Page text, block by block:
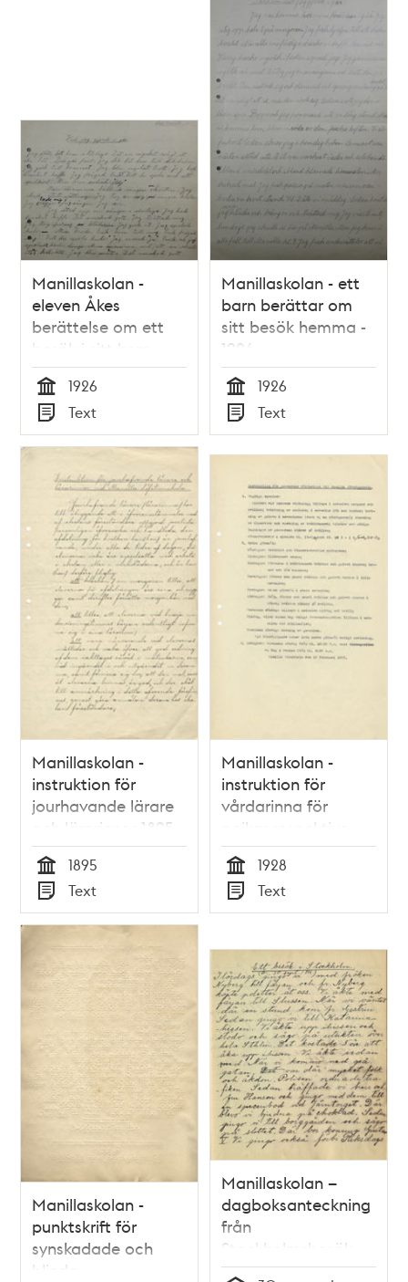
Manillaskolan -
eleven Åkes
berättelse om ett
besök i sitt hem
1926
Tid
1926
Typ
Text
Manillaskolan - ett
barn berättar om
sitt besök hemma -
1926
Tid
1926
Typ
Text
Manillaskolan -
instruktion för
jourhavande lärare
och lärarinnor 1895
Tid
1895
Typ
Text
Manillaskolan -
instruktion för
vårdarinna för
pojkar respektive
flickor 1928
Tid
1928
Typ
Text
Manillaskolan -
punktskrift för
synskadade och
blinda
Manillaskolan –
dagboksanteckning
från
Stockholmsbesök
1916